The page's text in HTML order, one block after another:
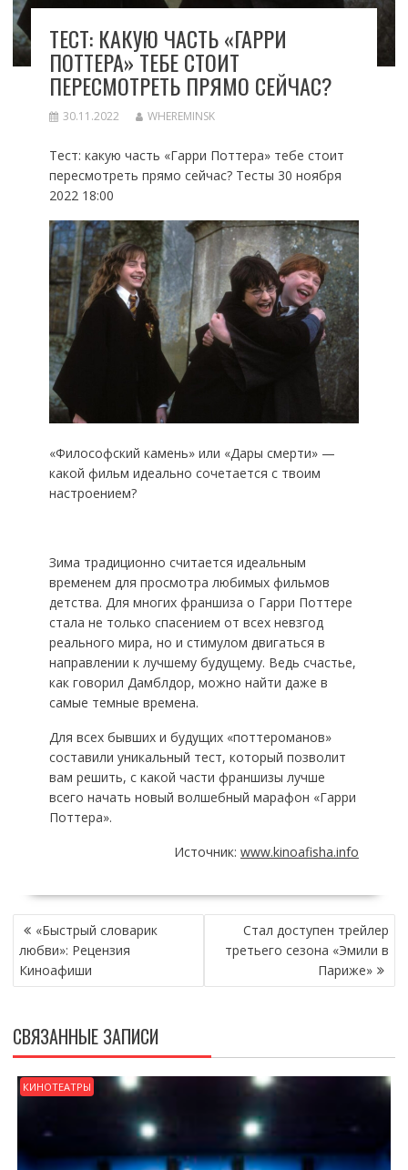
ТЕСТ: КАКУЮ ЧАСТЬ «ГАРРИ
ПОТТЕРА» ТЕБЕ СТОИТ
ПЕРЕСМОТРЕТЬ ПРЯМО СЕЙЧАС?
30.11.2022 WHEREMINSK
Тест: какую часть «Гарри Поттера» тебе стоит
пересмотреть прямо сейчас? Тесты 30 ноября
2022 18:00
«Философский камень» или «Дары смерти» —
какой фильм идеально сочетается с твоим
настроением?
Зима традиционно считается идеальным
временем для просмотра любимых фильмов
детства. Для многих франшиза о Гарри Поттере
стала не только спасением от всех невзгод
реального мира, но и стимулом двигаться в
направлении к лучшему будущему. Ведь счастье,
как говорил Дамблдор, можно найти даже в
самые темные времена.
Для всех бывших и будущих «поттероманов»
составили уникальный тест, который позволит
вам решить, с какой части франшизы лучше
всего начать новый волшебный марафон «Гарри
Поттера».
Источник:www.kinoafisha.info
НАВИГАЦИЯ
ПО
ЗАПИСЯМ
«Быстрый словарик
любви»: Рецензия
Киноафиши
Стал доступен трейлер
третьего сезона «Эмили в
Париже»
СВЯЗАННЫЕ ЗАПИСИ
КИНОТЕАТРЫ